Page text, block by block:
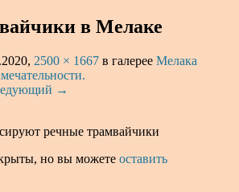
в Мелаке
, 2500 × 1667 в галерее Мелака
→
речные трамвайчики
но вы можете оставить